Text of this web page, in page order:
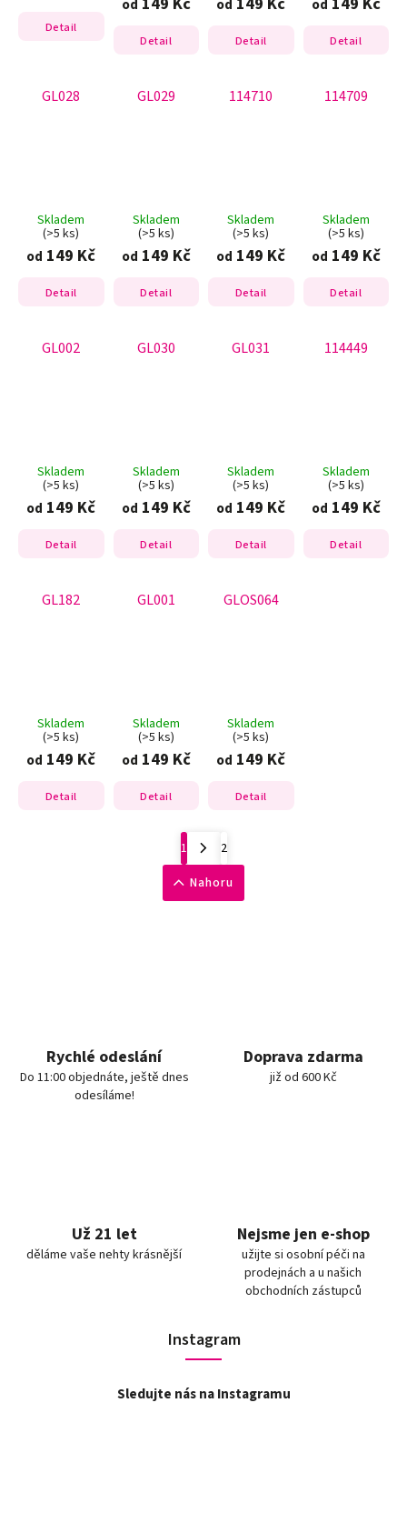
Detail
od
Detail
od
Detail
od
Detail
Skladem
(>5 ks)
od 149 Kč
Detail
GL028
Skladem
(>5 ks)
od 149 Kč
Detail
GL029
Skladem
(>5 ks)
od 149 Kč
Detail
114710
Skladem
(>5 ks)
od 149 Kč
Detail
114709
Skladem
(>5 ks)
od 149 Kč
Detail
GL002
Skladem
(>5 ks)
od 149 Kč
Detail
GL030
Skladem
(>5 ks)
od 149 Kč
Detail
GL031
Skladem
(>5 ks)
od 149 Kč
Detail
114449
Skladem
(>5 ks)
od 149 Kč
Detail
GL182
Skladem
(>5 ks)
od 149 Kč
Detail
GL001
Skladem
(>5 ks)
od 149 Kč
Detail
GLOS064
1
2
Nahoru
Rychlé odeslání
Do 11:00 objednáte, ještě dnes
odesíláme!
Doprava zdarma
již od 600 Kč
Už 21 let
děláme vaše nehty krásnější
Nejsme jen e-shop
užijte si osobní péči na
prodejnách a u našich
obchodních zástupců
Instagram
Sledujte nás na Instagramu